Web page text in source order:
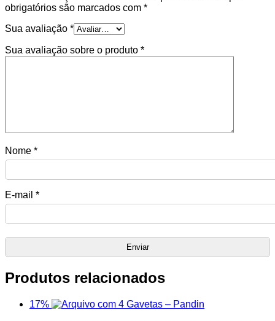
obrigatórios são marcados com *
Sua avaliação *
Sua avaliação sobre o produto *
Nome *
E-mail *
Produtos relacionados
17%